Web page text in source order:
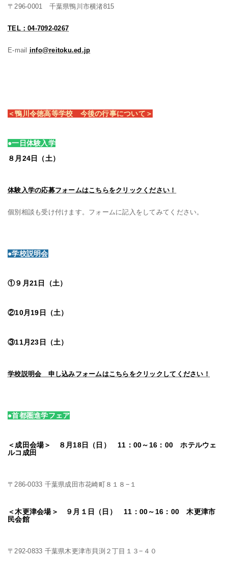
〒296-0001 千葉県鴨川市横渚815
TEL：04-7092-0267
E-mail info@reitoku.ed.jp
＜鴨川令徳高等学校 今後の行事について＞
●一日体験入学
８月24日（土）
体験入学の応募フォームはこちらをクリックください！
個別相談も受け付けます。フォームに記入をしてみてください。
●学校説明会
①９月21日（土）
②10月19日（土）
③11月23日（土）
学校説明会 申し込みフォームはこちらをクリックしてください！
●首都圏進学フェア
＜成田会場＞ ８月18日（日） 11：00～16：00 ホテルウェ
ルコ成田
〒286-0033 千葉県成田市花崎町８１８−１
＜木更津会場＞ ９月１日（日） 11：00～16：00 木更津市
民会館
〒292-0833 千葉県木更津市貝渕２丁目１３−４０